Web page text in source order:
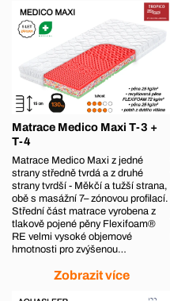
Matrace Medico Maxi T-3 +
T-4
Matrace Medico Maxi z jedné
strany středně tvrdá a z druhé
strany tvrdší - Měkčí a tužší strana,
obě s masážní 7– zónovou profilací.
Střední část matrace vyrobena z
tlakově pojené pěny Flexifoam®
RE velmi vysoké objemové
hmotnosti pro zvýšenou…
Zobrazit více